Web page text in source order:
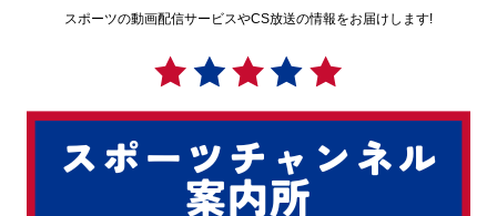
スポーツの動画配信サービスやCS放送の情報をお届けします!